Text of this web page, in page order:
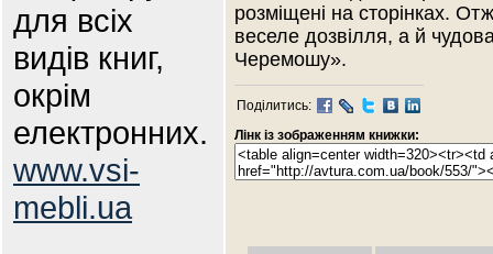
для всіх
видів книг,
окрім
електронних.
www.vsi-
mebli.ua
розміщені на сторінках.
веселе дозвілля, а й
Черемошу».
Поділитись:
Лінк із зображенням книжки: